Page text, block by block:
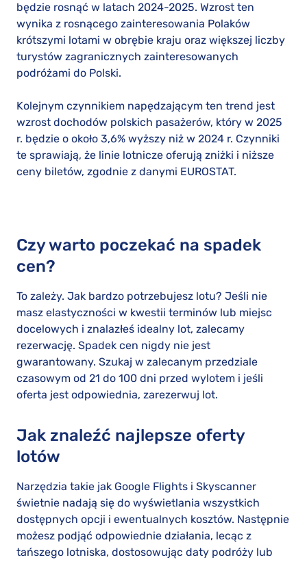
będzie rosnąć w latach 2024-2025. Wzrost ten
wynika z rosnącego zainteresowania Polaków
krótszymi lotami w obrębie kraju oraz większej liczby
turystów zagranicznych zainteresowanych
podróżami do Polski.
Kolejnym czynnikiem napędzającym ten trend jest
wzrost dochodów polskich pasażerów, który w 2025
r. będzie o około 3,6% wyższy niż w 2024 r. Czynniki
te sprawiają, że linie lotnicze oferują zniżki i niższe
ceny biletów, zgodnie z danymi EUROSTAT.
Czy warto poczekać na spadek
cen?
To zależy. Jak bardzo potrzebujesz lotu? Jeśli nie
masz elastyczności w kwestii terminów lub miejsc
docelowych i znalazłeś idealny lot, zalecamy
rezerwację. Spadek cen nigdy nie jest
gwarantowany. Szukaj w zalecanym przedziale
czasowym od 21 do 100 dni przed wylotem i jeśli
oferta jest odpowiednia, zarezerwuj lot.
Jak znaleźć najlepsze oferty
lotów
Narzędzia takie jak Google Flights i Skyscanner
świetnie nadają się do wyświetlania wszystkich
dostępnych opcji i ewentualnych kosztów. Następnie
możesz podjąć odpowiednie działania, lecąc z
tańszego lotniska, dostosowując daty podróży lub